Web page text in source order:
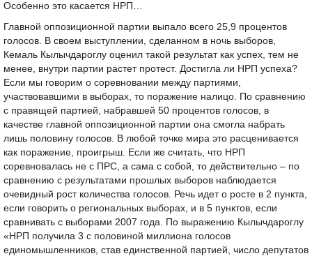
Особенно это касается НРП…
Главной оппозиционной партии выпало всего 25,9 процентов
голосов. В своем выступлении, сделанном в ночь выборов,
Кемаль Кылычдароглу оценил такой результат как успех, тем не
менее, внутри партии растет протест. Достигла ли НРП успеха?
Если мы говорим о соревновании между партиями,
участвовавшими в выборах, то поражение налицо. По сравнению
с правящей партией, набравшей 50 процентов голосов, в
качестве главной оппозиционной партии она смогла набрать
лишь половину голосов. В любой точке мира это расценивается
как поражение, проигрыш. Если же считать, что НРП
соревновалась не с ПРС, а сама с собой, то действительно – по
сравнению с результатами прошлых выборов наблюдается
очевидный рост количества голосов. Речь идет о росте в 2 пункта,
если говорить о региональных выборах, и в 5 пунктов, если
сравнивать с выборами 2007 года. По выражению Кылычдароглу
«НРП получила 3 с половиной миллиона голосов
единомышленников, став единственной партией, число депутатов